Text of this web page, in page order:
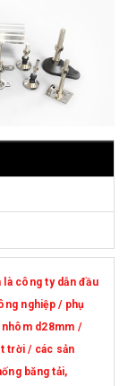
là công ty dẫn đầu
nghiệp / phụ
nhôm d28mm /
trời / các sản
băng tải,